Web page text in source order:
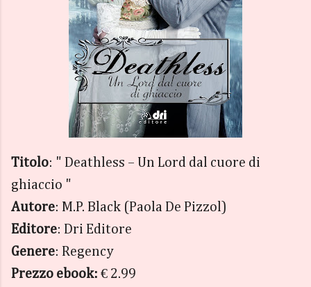
Titolo: " Deathless – Un Lord dal cuore di
ghiaccio "
Autore: M.P. Black (Paola De Pizzol)
Editore: Dri Editore
Genere: Regency
Prezzo ebook: € 2.99